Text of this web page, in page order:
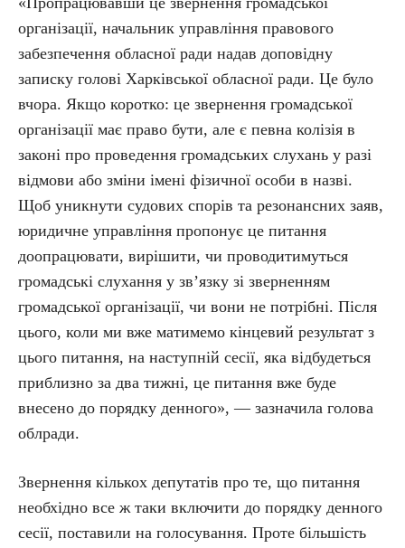
організації, начальник управління правового
забезпечення обласної ради надав доповідну
записку голові Харківської обласної ради. Це було
вчора. Якщо коротко: це звернення громадської
організації має право бути, але є певна колізія в
законі про проведення громадських слухань у разі
відмови або зміни імені фізичної особи в назві.
Щоб уникнути судових спорів та резонансних заяв,
юридичне управління пропонує це питання
доопрацювати, вирішити, чи проводитимуться
громадські слухання у зв’язку зі зверненням
громадської організації, чи вони не потрібні. Після
цього, коли ми вже матимемо кінцевий результат з
цього питання, на наступній сесії, яка відбудеться
приблизно за два тижні, це питання вже буде
внесено до порядку денного», — зазначила голова
облради.
Звернення кількох депутатів про те, що питання
необхідно все ж таки включити до порядку денного
сесії, поставили на голосування. Проте більшість